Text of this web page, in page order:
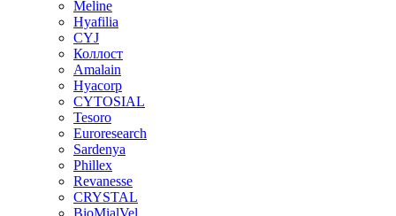
Meline
Hyafilia
CYJ
Коллост
Amalain
Hyacorp
CYTOSIAL
Tesoro
Euroresearch
Sardenya
Phillex
Revanesse
CRYSTAL
BioMialVel